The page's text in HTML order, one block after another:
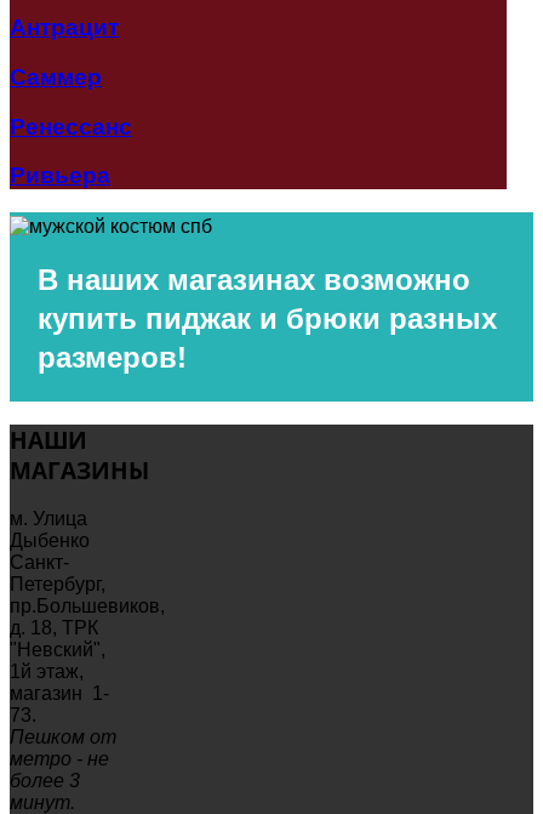
Антрацит
Саммер
Ренессанс
Ривьера
В наших магазинах возможно
купить пиджак и брюки разных
размеров!
НАШИ
МАГАЗИНЫ
м. Улица
Дыбенко
Санкт-
Петербург,
пр.Большевиков,
д. 18, ТРК
"Невский",
1й этаж,
магазин 1-
73.
Пешком от
метро - не
более 3
минут.